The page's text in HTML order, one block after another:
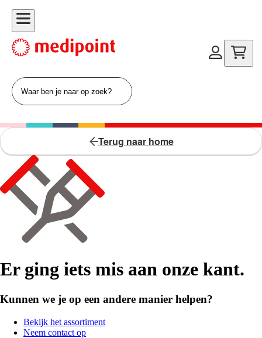
Terug naar home
Er ging iets mis aan onze kant.
Kunnen we je op een andere manier helpen?
Bekijk het assortiment
Neem contact op